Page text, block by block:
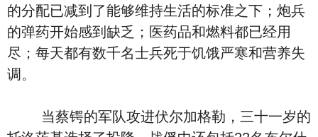
的分配已减到了能够维持生活的标准之下；炮兵
的弹药开始感到缺乏；医药品和燃料都已经用
尽；每天都有数千名士兵死于饥饿严寒和营养失
调。
当蔡锷的军队攻进伏尔加格勒，三十一岁的